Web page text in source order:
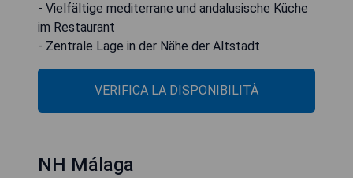
- Vielfältige mediterrane und andalusische Küche
im Restaurant
- Zentrale Lage in der Nähe der Altstadt
VERIFICA LA DISPONIBILITÀ
NH Málaga